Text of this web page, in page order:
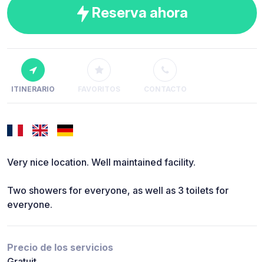
Reserva ahora
ITINERARIO FAVORITOS CONTACTO
Very nice location. Well maintained facility.
Two showers for everyone, as well as 3 toilets for
everyone.
Precio de los servicios